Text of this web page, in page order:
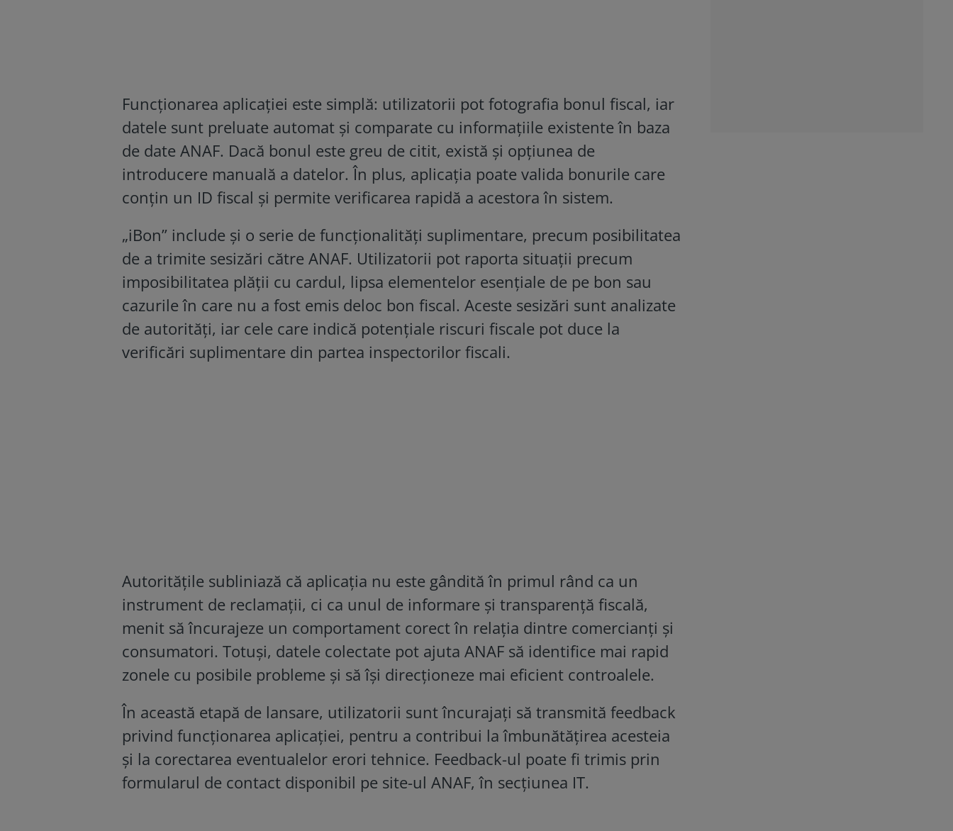
Funcționarea aplicației este simplă: utilizatorii pot fotografia bonul fiscal, iar
datele sunt preluate automat și comparate cu informațiile existente în baza
de date ANAF. Dacă bonul este greu de citit, există și opțiunea de
introducere manuală a datelor. În plus, aplicația poate valida bonurile care
conțin un ID fiscal și permite verificarea rapidă a acestora în sistem.
„iBon” include și o serie de funcționalități suplimentare, precum posibilitatea
de a trimite sesizări către ANAF. Utilizatorii pot raporta situații precum
imposibilitatea plății cu cardul, lipsa elementelor esențiale de pe bon sau
cazurile în care nu a fost emis deloc bon fiscal. Aceste sesizări sunt analizate
de autorități, iar cele care indică potențiale riscuri fiscale pot duce la
verificări suplimentare din partea inspectorilor fiscali.
Autoritățile subliniază că aplicația nu este gândită în primul rând ca un
instrument de reclamații, ci ca unul de informare și transparență fiscală,
menit să încurajeze un comportament corect în relația dintre comercianți și
consumatori. Totuși, datele colectate pot ajuta ANAF să identifice mai rapid
zonele cu posibile probleme și să își direcționeze mai eficient controalele.
În această etapă de lansare, utilizatorii sunt încurajați să transmită feedback
privind funcționarea aplicației, pentru a contribui la îmbunătățirea acesteia
și la corectarea eventualelor erori tehnice. Feedback-ul poate fi trimis prin
formularul de contact disponibil pe site-ul ANAF, în secțiunea IT.